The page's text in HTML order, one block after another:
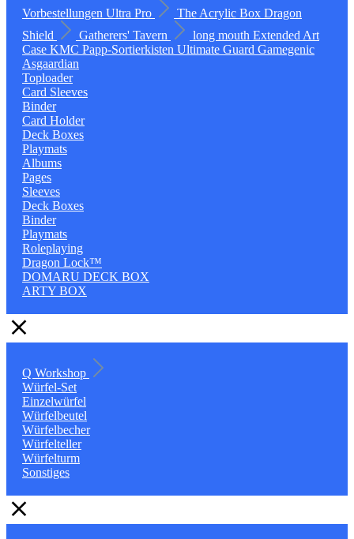
Vorbestellungen Ultra Pro The Acrylic Box Dragon
Shield
Gatherers' Tavern long mouth Extended Art
Case KMC Papp-Sortierkisten Ultimate Guard Gamegenic
Asgaardian
Toploader
Card Sleeves
Binder
Card Holder
Deck Boxes
Playmats
Albums
Pages
Sleeves
Deck Boxes
Binder
Playmats
Roleplaying
Dragon Lock™
DOMARU DECK BOX
ARTY BOX
Q Workshop
Würfel-Set
Einzelwürfel
Würfelbeutel
Würfelbecher
Würfelteller
Würfelturm
Sonstiges